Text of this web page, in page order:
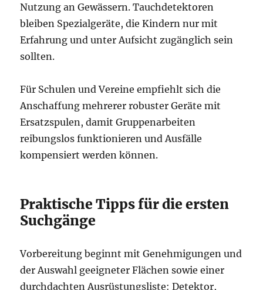
Nutzung an Gewässern. Tauchdetektoren
bleiben Spezialgeräte, die Kindern nur mit
Erfahrung und unter Aufsicht zugänglich sein
sollten.
Für Schulen und Vereine empfiehlt sich die
Anschaffung mehrerer robuster Geräte mit
Ersatzspulen, damit Gruppenarbeiten
reibungslos funktionieren und Ausfälle
kompensiert werden können.
Praktische Tipps für die ersten
Suchgänge
Vorbereitung beginnt mit Genehmigungen und
der Auswahl geeigneter Flächen sowie einer
durchdachten Ausrüstungsliste: Detektor,